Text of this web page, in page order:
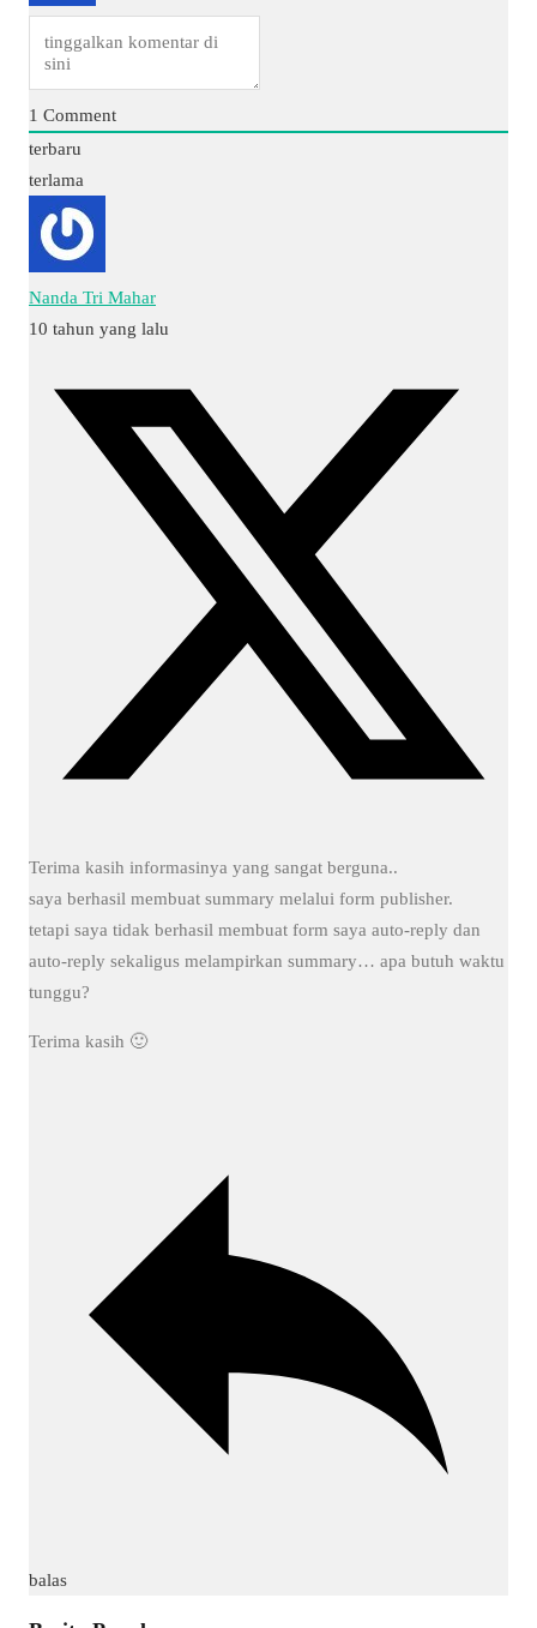
1 Comment
terbaru
terlama
Nanda Tri Mahar
10 tahun yang lalu
Terima kasih informasinya yang sangat berguna..
saya berhasil membuat summary melalui form publisher.
tetapi saya tidak berhasil membuat form saya auto-reply dan
auto-reply sekaligus melampirkan summary… apa butuh waktu
tunggu?
Terima kasih 🙂
balas